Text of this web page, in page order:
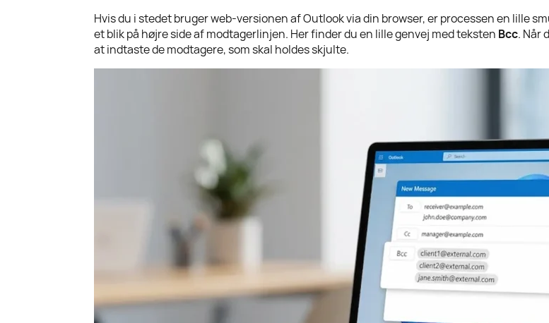
Hvis du i stedet bruger web-versionen af Outlook via din browser, er processen en lille
et blik på højre side af modtagerlinjen. Her finder du en lille genvej med teksten Bcc. Når
at indtaste de modtagere, som skal holdes skjulte.